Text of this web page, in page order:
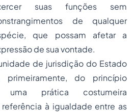
suas funções sem
de qualquer
que possam afetar a
de sua vontade.
de jurisdição do Estado
primeiramente, do princípio
uma prática costumeira
à igualdade entre as